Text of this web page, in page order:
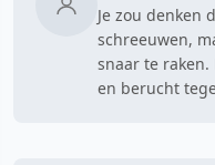
Je zou denken
schreeuwen,
snaar te
en berucht